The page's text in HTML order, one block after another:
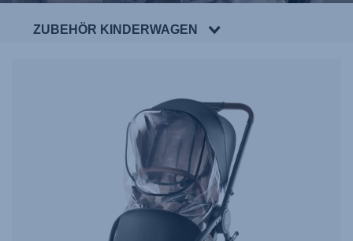
ZUBEHÖR KINDERWAGEN